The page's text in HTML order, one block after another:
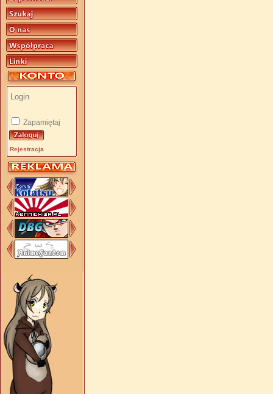
Zapamiętaj
Rejestracja